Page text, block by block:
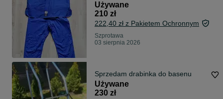
Używane
210 zł
222,40 zł z Pakietem Ochronnym
Szprotawa
03 sierpnia 2026
Sprzedam drabinka do basenu
Używane
230 zł